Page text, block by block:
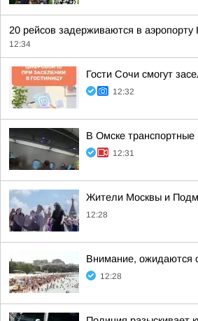
20 рейсов задерживаются в
12:34
Гости Сочи смогут
12:32
В Омске транспортные
12:31
Жители Москвы и
12:28
Внимание, ожидаются
12:28